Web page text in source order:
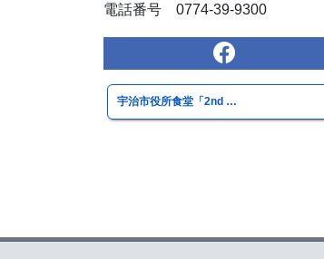
電話番号 0774-39-9300
宇治市役所食堂「2nd …